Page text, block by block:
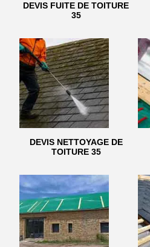
DEVIS FUITE DE TOITURE
35
DEVIS NETTOYAGE DE
TOITURE 35